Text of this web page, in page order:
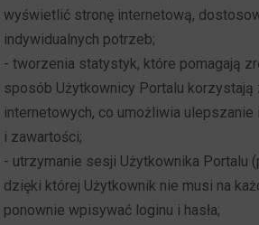
wyświetlić stronę internetową,
indywidualnych potrzeb;
- tworzenia statystyk, które pomagają
sposób Użytkownicy Portalu korzystają
internetowych, co umożliwia ulepszanie
i zawartości;
- utrzymanie sesji Użytkownika Portalu
dzięki której Użytkownik nie musi na
ponownie wpisywać loginu i hasła;